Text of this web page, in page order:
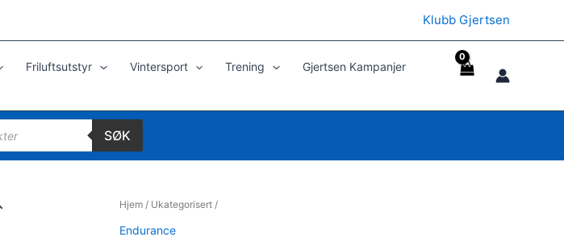
Klubb Gjertsen
Friluftsutstyr Vintersport Trening
Gjertsen Kampanjer
SØK
Hjem/ Ukategorisert/
Endurance